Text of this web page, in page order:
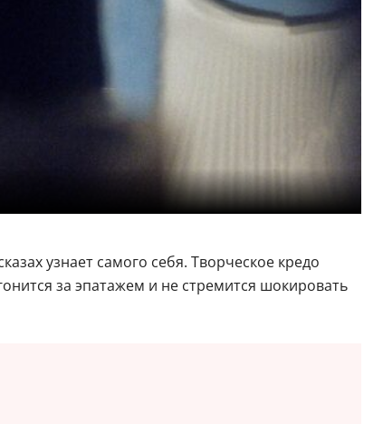
узнает самого себя. Творческое кредо
за эпатажем и не стремится шокировать